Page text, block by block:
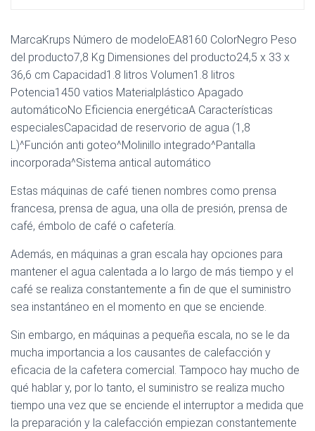
MarcaKrups Número de modeloEA8160 ColorNegro Peso
del producto7,8 Kg Dimensiones del producto24,5 x 33 x
36,6 cm Capacidad1.8 litros Volumen1.8 litros
Potencia1450 vatios Materialplástico Apagado
automáticoNo Eficiencia energéticaA Características
especialesCapacidad de reservorio de agua (1,8
L)^Función anti goteo^Molinillo integrado^Pantalla
incorporada^Sistema antical automático
Estas máquinas de café tienen nombres como prensa
francesa, prensa de agua, una olla de presión, prensa de
café, émbolo de café o cafetería.
Además, en máquinas a gran escala hay opciones para
mantener el agua calentada a lo largo de más tiempo y el
café se realiza constantemente a fin de que el suministro
sea instantáneo en el momento en que se enciende.
Sin embargo, en máquinas a pequeña escala, no se le da
mucha importancia a los causantes de calefacción y
eficacia de la cafetera comercial. Tampoco hay mucho de
qué hablar y, por lo tanto, el suministro se realiza mucho
tiempo una vez que se enciende el interruptor a medida que
la preparación y la calefacción empiezan constantemente